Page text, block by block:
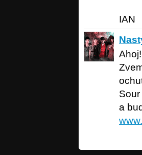
IAN
Nasty
a